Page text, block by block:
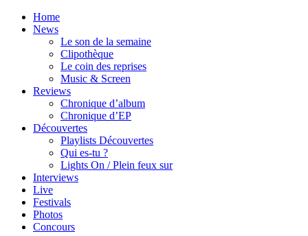
Home
News
Le son de la semaine
Clipothèque
Le coin des reprises
Music & Screen
Reviews
Chronique d’album
Chronique d’EP
Découvertes
Playlists Découvertes
Qui es-tu ?
Lights On / Plein feux sur
Interviews
Live
Festivals
Photos
Concours